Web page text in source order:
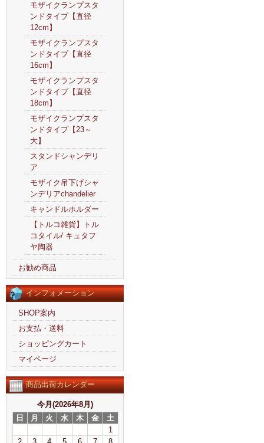
モザイクランプスタ
ンドタイプ【直径
12cm】
モザイクランプスタ
ンドタイプ【直径
16cm】
モザイクランプスタ
ンドタイプ【直径
18cm】
モザイクランプスタ
ンドタイプ【23～
大】
スタンドシャンデリ
ア
モザイク吊下げシャ
ンデリアchandelier
キャンドルホルダー
【トルコ雑貨】トル
コタイル/ キュタフ
ヤ陶器
お勧め商品
インフォメーション
SHOP案内
お支払・送料
ショッピングカート
マイページ
商品出荷カレンダー
今月(2026年8月)
日
月 火 水 木 金
土
1